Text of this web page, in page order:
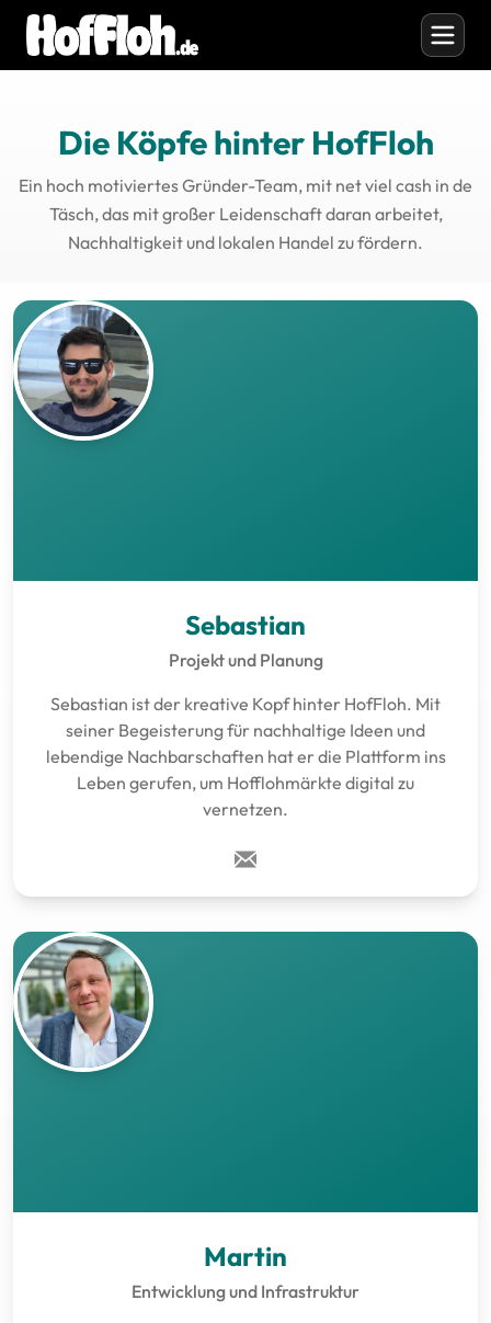
Die Köpfe hinter HofFloh
Ein hoch motiviertes Gründer-Team, mit net viel cash in de
Täsch, das mit großer Leidenschaft daran arbeitet,
Nachhaltigkeit und lokalen Handel zu fördern.
Sebastian
Projekt und Planung
Sebastian ist der kreative Kopf hinter HofFloh. Mit
seiner Begeisterung für nachhaltige Ideen und
lebendige Nachbarschaften hat er die Plattform ins
Leben gerufen, um Hofflohmärkte digital zu
vernetzen.
Martin
Entwicklung und Infrastruktur